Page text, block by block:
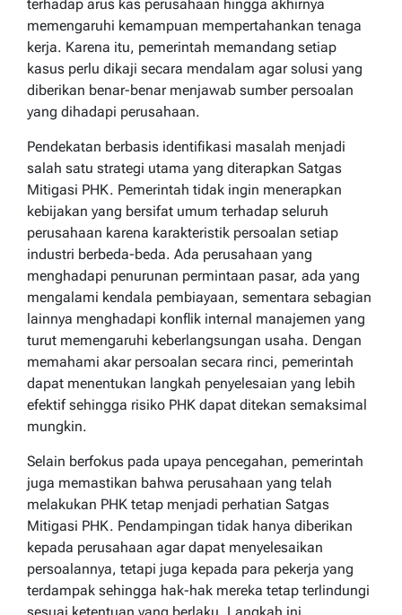
terhadap arus kas perusahaan hingga akhirnya
memengaruhi kemampuan mempertahankan tenaga
kerja. Karena itu, pemerintah memandang setiap
kasus perlu dikaji secara mendalam agar solusi yang
diberikan benar-benar menjawab sumber persoalan
yang dihadapi perusahaan.
Pendekatan berbasis identifikasi masalah menjadi
salah satu strategi utama yang diterapkan Satgas
Mitigasi PHK. Pemerintah tidak ingin menerapkan
kebijakan yang bersifat umum terhadap seluruh
perusahaan karena karakteristik persoalan setiap
industri berbeda-beda. Ada perusahaan yang
menghadapi penurunan permintaan pasar, ada yang
mengalami kendala pembiayaan, sementara sebagian
lainnya menghadapi konflik internal manajemen yang
turut memengaruhi keberlangsungan usaha. Dengan
memahami akar persoalan secara rinci, pemerintah
dapat menentukan langkah penyelesaian yang lebih
efektif sehingga risiko PHK dapat ditekan semaksimal
mungkin.
Selain berfokus pada upaya pencegahan, pemerintah
juga memastikan bahwa perusahaan yang telah
melakukan PHK tetap menjadi perhatian Satgas
Mitigasi PHK. Pendampingan tidak hanya diberikan
kepada perusahaan agar dapat menyelesaikan
persoalannya, tetapi juga kepada para pekerja yang
terdampak sehingga hak-hak mereka tetap terlindungi